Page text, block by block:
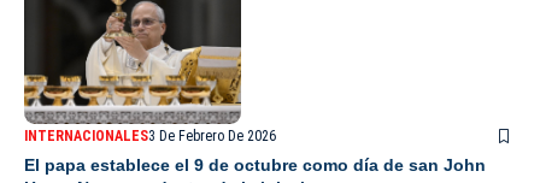
INTERNACIONALES3 De Febrero De 2026
El papa establece el 9 de octubre como día de san John